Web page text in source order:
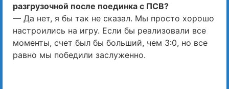
разгрузочной после поединка с ПСВ?
— Да нет, я бы так не сказал. Мы просто хорошо
настроились на игру. Если бы реализовали все
моменты, счет был бы больший, чем 3:0, но все
равно мы победили заслуженно.